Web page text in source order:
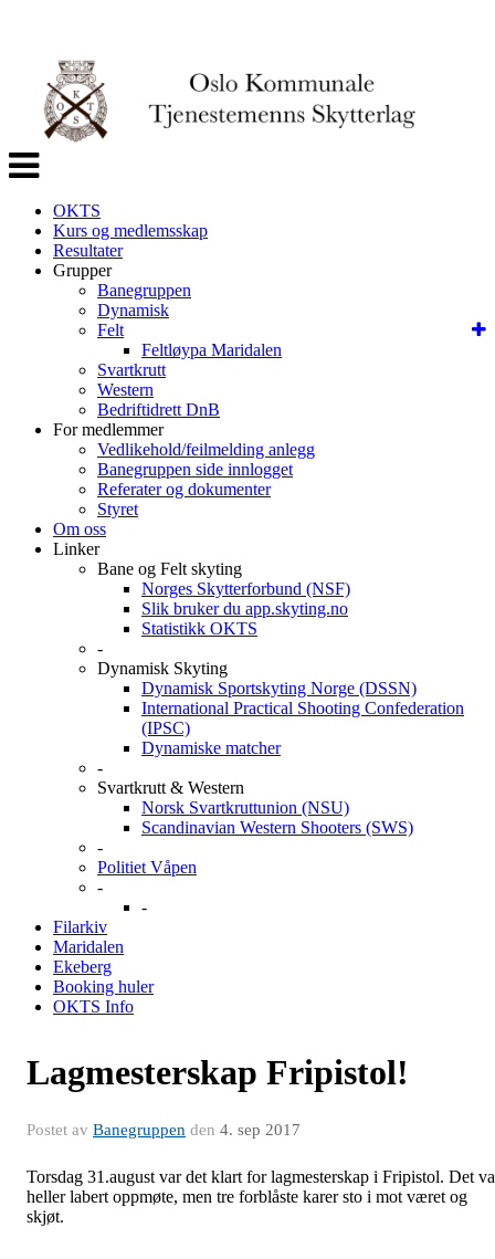
Veksle
navigasjon
OKTS
Kurs og medlemsskap
Resultater
Grupper
Banegruppen
Dynamisk
Felt
Feltløypa Maridalen
Svartkrutt
Western
Bedriftidrett DnB
For medlemmer
Vedlikehold/feilmelding anlegg
Banegruppen side innlogget
Referater og dokumenter
Styret
Om oss
Linker
Bane og Felt skyting
Norges Skytterforbund (NSF)
Slik bruker du app.skyting.no
Statistikk OKTS
-
Dynamisk Skyting
Dynamisk Sportskyting Norge (DSSN)
International Practical Shooting Confederation
(IPSC)
Dynamiske matcher
-
Svartkrutt & Western
Norsk Svartkruttunion (NSU)
Scandinavian Western Shooters (SWS)
-
Politiet Våpen
-
-
Filarkiv
Maridalen
Ekeberg
Booking huler
OKTS Info
Lagmesterskap Fripistol!
Postet av Banegruppen den 4. sep 2017
Torsdag 31.august var det klart for lagmesterskap i Fripistol. Det
heller labert oppmøte, men tre forblåste karer sto i mot været og
skjøt.